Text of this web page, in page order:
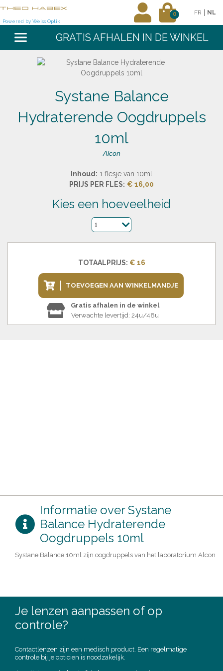
Powered by Weiss Optik
0 FR | NL
GRATIS AFHALEN IN DE WINKEL
Systane Balance
Hydraterende Oogdruppels
10ml
Alcon
Inhoud: 1 flesje van 10ml
PRIJS PER FLES: € 16,00
kies een hoeveelheid
1
TOTAALPRIJS: € 16
TOEVOEGEN AAN WINKELMANDJE
Gratis afhalen in de winkel
Verwachte levertijd: 24u/48u
Informatie over Systane
Balance Hydraterende
Oogdruppels 10ml
Systane Balance 10ml zijn oogdruppels van het laboratorium Alcon
Je lenzen aanpassen of op
controle?
Contactlenzen zijn een medisch product. Een regelmatige
controle bij je opticien is noodzakelijk.